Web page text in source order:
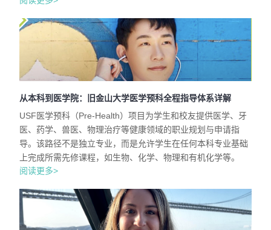
从本科到医学院：旧金山大学医学预科全程指导体系详解
USF医学预科（Pre-Health）项目为学生和校友提供医学、牙
医、药学、兽医、物理治疗等健康领域的职业规划与申请指
导。该路径不是独立专业，而是允许学生在任何本科专业基础
上完成所需先修课程，如生物、化学、物理和有机化学等。
阅读更多>